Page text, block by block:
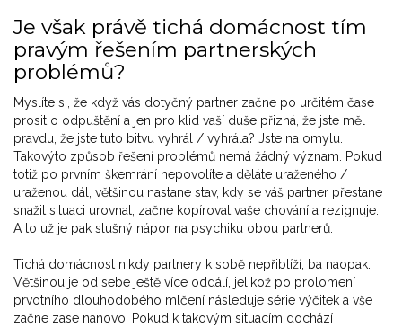
Je však právě tichá domácnost tím
pravým řešením partnerských
problémů?
Myslíte si, že když vás dotyčný partner začne po určitém čase
prosit o odpuštění a jen pro klid vaší duše přizná, že jste měl
pravdu, že jste tuto bitvu vyhrál / vyhrála? Jste na omylu.
Takovýto způsob řešení problémů nemá žádný význam. Pokud
totiž po prvním škemrání nepovolíte a děláte uraženého /
uraženou dál, většinou nastane stav, kdy se váš partner přestane
snažit situaci urovnat, začne kopírovat vaše chování a rezignuje.
A to už je pak slušný nápor na psychiku obou partnerů.
Tichá domácnost nikdy partnery k sobě nepřiblíží, ba naopak.
Většinou je od sebe ještě více oddálí, jelikož po prolomení
prvotního dlouhodobého mlčení následuje série výčitek a vše
začne zase nanovo. Pokud k takovým situacím dochází